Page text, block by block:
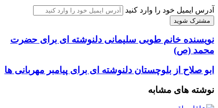
آدرس ایمیل خود را وارد کنید
نویسنده خانم طوبی سلیمانی دلنوشته ای برای حضرت
محمد (ص)
ابو صلاح از بلوچستان دلنوشته ای برای پیامبر مهربانی ها
نوشته های مشابه